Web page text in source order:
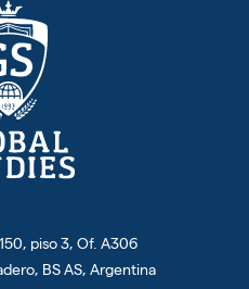
piso 3, Of. A306
BS AS, Argentina